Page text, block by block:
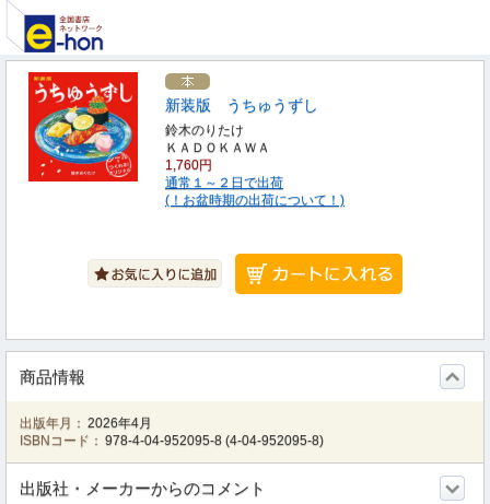
新装版 うちゅうずし
鈴木のりたけ
ＫＡＤＯＫＡＷＡ
1,760円
通常１～２日で出荷
(！お盆時期の出荷について！)
商品情報
出版年月： 2026年4月
ISBNコード： 978-4-04-952095-8 (4-04-952095-8)
出版社・メーカーからのコメント